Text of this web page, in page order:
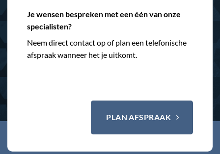
Je wensen bespreken met een één van onze
specialisten?
Neem direct contact op of plan een telefonische
afspraak wanneer het je uitkomt.
PLAN AFSPRAAK